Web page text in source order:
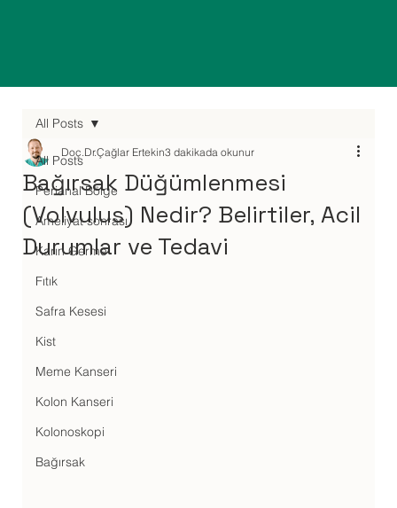
All Posts
Perianal Bölge
Ameliyat sonrası
Karın Germe
Fıtık
Safra Kesesi
Kist
Meme Kanseri
Kolon Kanseri
Kolonoskopi
Bağırsak
All Posts
Bağırsak Düğümlenmesi
(Volvulus) Nedir? Belirtiler, Acil
Durumlar ve Tedavi
Doç.Dr.Çağlar Ertekin3 dakikada okunur